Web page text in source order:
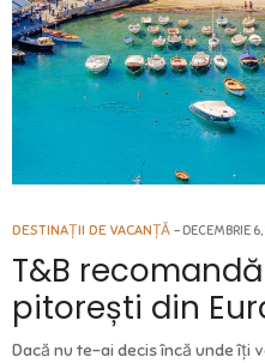
DESTINAȚII DE VACANȚĂ DECEMBRIE
T&B
pitorești din
Dacă nu te-ai decis încă unde îți